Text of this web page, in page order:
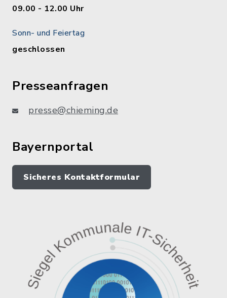
09.00 - 12.00 Uhr
Sonn- und Feiertag
geschlossen
Presseanfragen
presse@chieming.de
Bayernportal
Sicheres Kontaktformular